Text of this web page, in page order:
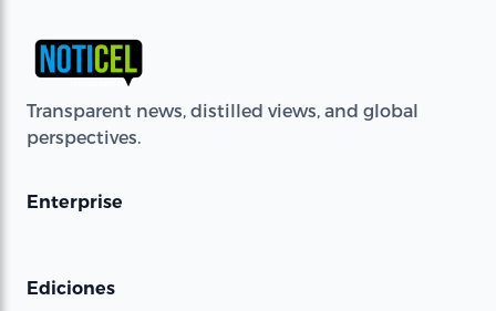
Transparent news, distilled views, and global
perspectives.
Enterprise
Ediciones